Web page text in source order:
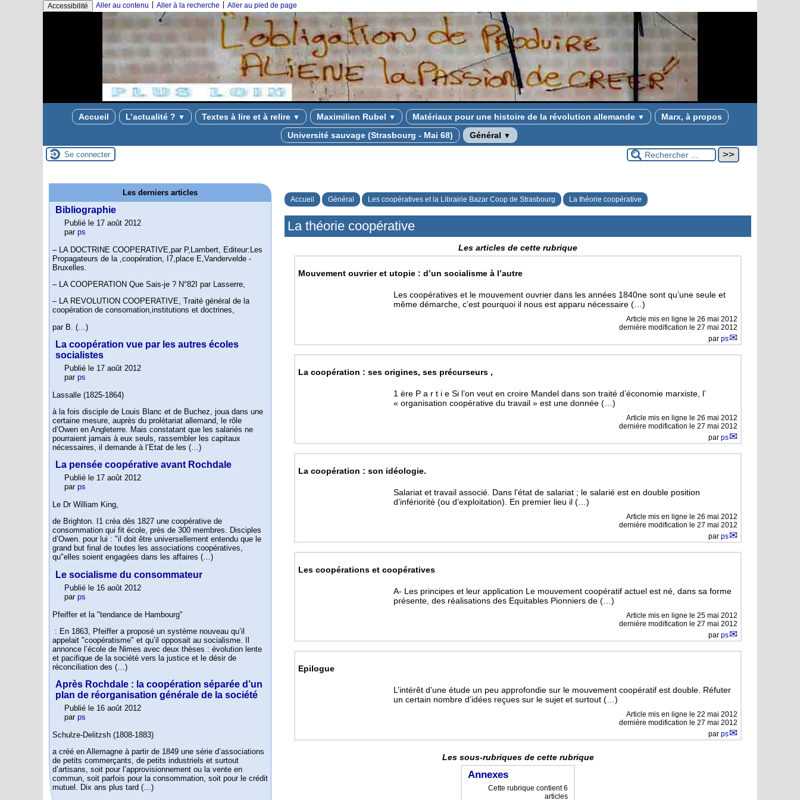
Accessibilité Aller au contenu Aller à la recherche Aller au pied de page
Accueil L’actualité ? ▼ Textes à lire et à relire ▼ Maximilien Rubel ▼ Matériaux pour une histoire de la révolution allemande ▼
Marx, à propos
Université sauvage (Strasbourg - Mai 68)
Général ▼
Se connecter
Accueil Général Les coopératives et la Librairie Bazar Coop de Strasbourg La théorie coopérative
La théorie coopérative
Les articles de cette rubrique
Mouvement ouvrier et utopie : d’un socialisme à l’autre
Les coopératives et le mouvement ouvrier dans les années 1840ne sont qu’une seule et
même démarche, c’est pourquoi il nous est apparu nécessaire (…)
Article mis en ligne le26 mai 2012
dernière modification le 27 mai 2012
parps
La coopération : ses origines, ses précurseurs ,
1 ère P a r t i e Si l’on veut en croire Mandel dans son traité d’économie marxiste, l’
« organisation coopérative du travail » est une donnée (…)
Article mis en ligne le26 mai 2012
dernière modification le 27 mai 2012
parps
La coopération : son idéologie.
Salariat et travail associé. Dans l’état de salariat ; le salarié est en double position
d’infériorité (ou d’exploitation). En premier lieu il (…)
Article mis en ligne le26 mai 2012
dernière modification le 27 mai 2012
parps
Les coopérations et coopératives
A- Les principes et leur application Le mouvement coopératif actuel est né, dans sa forme
présente, des réalisations des Equitables Pionniers de (…)
Article mis en ligne le25 mai 2012
dernière modification le 27 mai 2012
parps
Epilogue
L’intérêt d’une étude un peu approfondie sur le mouvement coopératif est double. Réfuter
un certain nombre d’idées reçues sur le sujet et surtout (…)
Article mis en ligne le22 mai 2012
dernière modification le 27 mai 2012
parps
Les sous-rubriques de cette rubrique
Annexes
Cette rubrique contient 6
articles
Les derniers articles
Bibliographie
Publié le 17 août 2012
par ps
– LA DOCTRINE COOPERATIVE,par P,Lambert, Editeur:Les
Propagateurs de la ,coopération, I7,place E,Vandervelde -
Bruxelles.
– LA COOPERATION Que Sais-je ? N°82I par Lasserre,
– LA REVOLUTION COOPERATIVE, Traité général de la
coopération de consomation,institutions et doctrines,
par B. (…)
La coopération vue par les autres écoles
socialistes
Publié le 17 août 2012
par ps
Lassalle (1825-1864)
à la fois disciple de Louis Blanc et de Buchez, joua dans une
certaine mesure, auprès du prolétariat allemand, le rôle
d’Owen en Angleterre. Mais constatant que les salariés ne
pourraient jamais à eux seuls, rassembler les capitaux
nécessaires, il demande à l’Etat de les (…)
La pensée coopérative avant Rochdale
Publié le 17 août 2012
par ps
Le Dr William King,
de Brighton. I1 créa dès 1827 une coopérative de
consommation qui fit école, près de 300 membres. Disciples
d’Owen. pour lui : "il doit être universellement entendu que le
grand but final de toutes les associations coopératives,
qu"elles soient engagées dans les affaires (…)
Le socialisme du consommateur
Publié le 16 août 2012
par ps
Pfeiffer et la "tendance de Hambourg"
: En 1863, Pfeiffer a proposé un système nouveau qu’il
appelait "coopératisme" et qu’il opposait au socialisme. Il
annonce l’école de Nimes avec deux thèses : évolution lente
et pacifique de la société vers la justice et le désir de
réconciliation des (…)
Après Rochdale : la coopération séparée d’un
plan de réorganisation générale de la société
Publié le 16 août 2012
par ps
Schulze-Delitzsh (1808-1883)
a créé en Allemagne à partir de 1849 une série d’associations
de petits commerçants, de petits industriels et surtout
d’artisans, soit pour l’approvisionnement ou la vente en
commun, soit parfois pour la consommation, soit pour le crédit
mutuel. Dix ans plus tard (…)